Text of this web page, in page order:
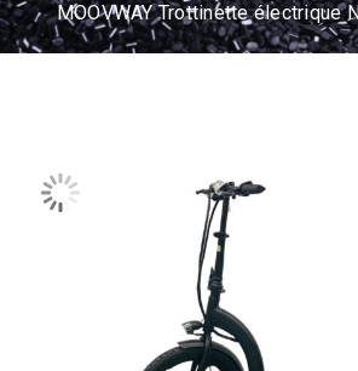
MOOVWAY Trottinette électrique